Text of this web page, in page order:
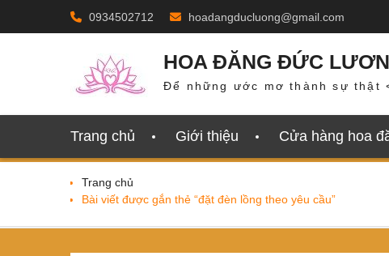
0934502712 hoadangducluong@gmail.com
HOA ĐĂNG ĐỨC
Để những ước mơ thành sự thật
Trang chủ Giới thiệu Cửa hàng hoa
Trang chủ
Bài viết được gắn thẻ “đặt đèn lồng theo yêu cầu”